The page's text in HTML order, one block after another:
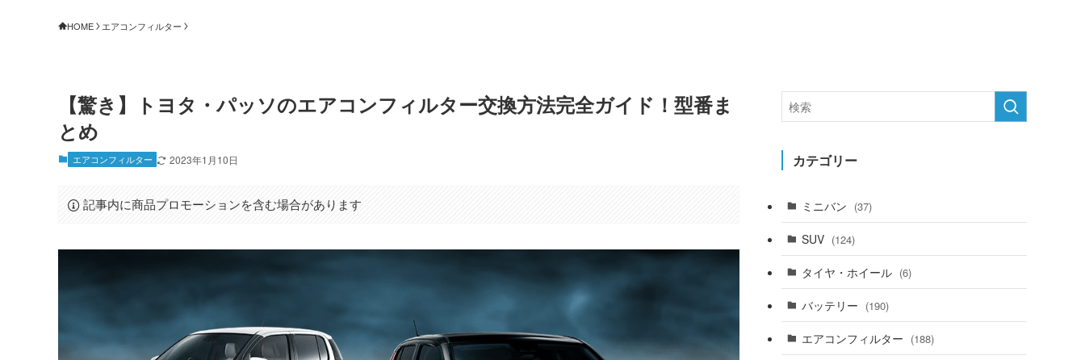
HOME エアコンフィルター
【驚き】トヨタ・パッソのエアコンフィルター交換方法完全ガイド！型番ま
とめ
エアコンフィルター 2023年1月10日
記事内に商品プロモーションを含む場合があります
カテゴリー
ミニバン (37)
SUV (124)
タイヤ・ホイール (6)
バッテリー (190)
エアコンフィルター (188)